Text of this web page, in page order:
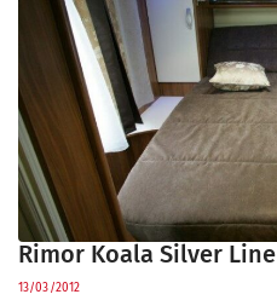
Rimor Koala Silver Line
13/03/2012